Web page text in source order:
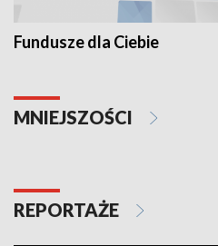
Fundusze dla Ciebie
MNIEJSZOŚCI
REPORTAŻE